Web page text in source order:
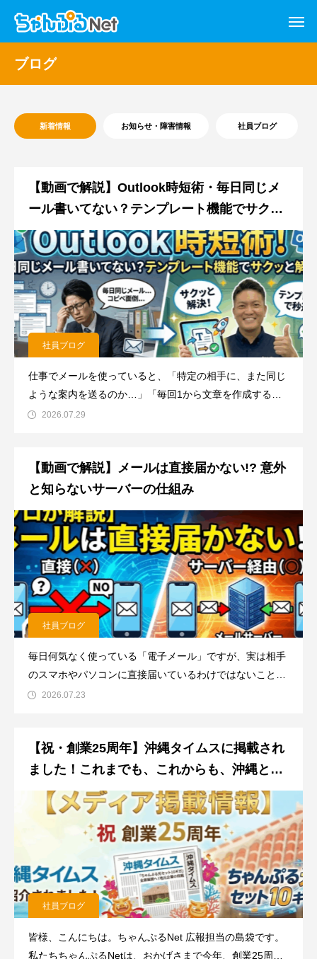
ブログ
新着情報 お知らせ・障害情報 社員ブログ
【動画で解説】Outlook時短術・毎日同じメ
ール書いてない？テンプレート機能でサクッ
と解決！
社員ブログ
仕事でメールを使っていると、「特定の相手に、また同じ
ような案内を送るのか…」「毎回1から文章を作成するの
は面倒だな」と感じることはありませんか？毎日のことと
できるんです！今
2026.07.29
【動画で解説】メールは直接届かない!? 意外
と知らないサーバーの仕組み
社員ブログ
毎日何気なく使っている「電子メール」ですが、実は相手
のスマホやパソコンに直接届いているわけではないことを
ご存知でしょうか？「受信サーバー？送信サーバー？設定
マガジン」で人気の解説記事を、
2026.07.23
【祝・創業25周年】沖縄タイムスに掲載され
ました！これまでも、これからも、沖縄とと
もに。
社員ブログ
皆様、こんにちは。ちゃんぷるNet 広報担当の島袋です。
私たちちゃんぷるNetは、おかげさまで今年、創業25周年